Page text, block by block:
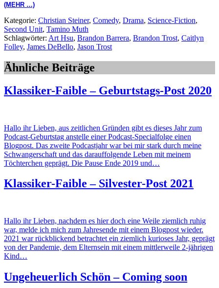
(MEHR …)
Kategorie: Christian Steiner, Comedy, Drama, Science-Fiction,
Second Unit, Tamino Muth
Schlagwörter: Art Hsu, Brandon Barrera, Brandon Trost, Caitlyn
Folley, James DeBello, Jason Trost
Ähnliche Beiträge
Klassiker-Faible – Geburtstags-Post 2020
Hallo ihr Lieben, aus zeitlichen Gründen gibt es dieses Jahr zum
Podcast-Geburtstag anstelle einer Podcast-Specialfolge einen
Blogpost. Das zweite Podcastjahr war bei mir stark durch meine
Schwangerschaft und das darauffolgende Leben mit meinem
Töchterchen geprägt. Die Pause Ende 2019 und…
Klassiker-Faible – Silvester-Post 2021
Hallo ihr Lieben, nachdem es hier doch eine Weile ziemlich ruhig
war, melde ich mich zum Jahresende mit einem Blogpost wieder.
2021 war rückblickend betrachtet ein ziemlich kurioses Jahr, geprägt
von der Pandemie, dem Elternsein mit einem mittlerweile 2-jährigen
Kind…
Ungeheuerlich Schön – Coming soon